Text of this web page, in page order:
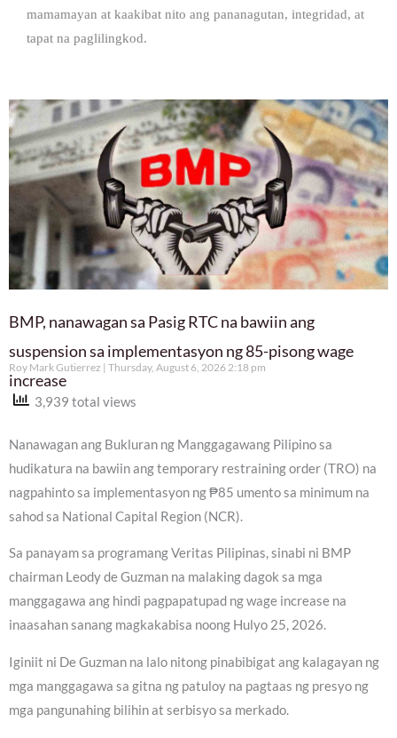
mamamayan at kaakibat nito ang pananagutan, integridad, at
tapat na paglilingkod.
BMP, nanawagan sa Pasig RTC na bawiin ang
suspension sa implementasyon ng 85-pisong wage
increase
Roy Mark Gutierrez Thursday, August 6, 2026 2:18 pm
3,939 total views
Nanawagan ang Bukluran ng Manggagawang Pilipino sa
hudikatura na bawiin ang temporary restraining order (TRO) na
nagpahinto sa implementasyon ng ₱85 umento sa minimum na
sahod sa National Capital Region (NCR).
Sa panayam sa programang Veritas Pilipinas, sinabi ni BMP
chairman Leody de Guzman na malaking dagok sa mga
manggagawa ang hindi pagpapatupad ng wage increase na
inaasahan sanang magkakabisa noong Hulyo 25, 2026.
Iginiit ni De Guzman na lalo nitong pinabibigat ang kalagayan ng
mga manggagawa sa gitna ng patuloy na pagtaas ng presyo ng
mga pangunahing bilihin at serbisyo sa merkado.